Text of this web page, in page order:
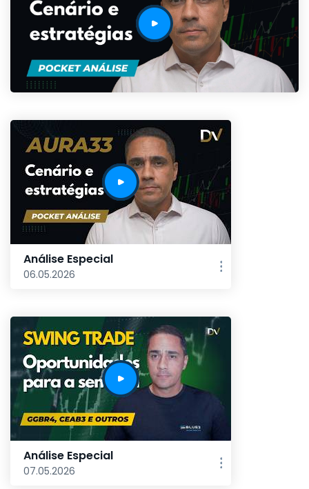
Análise Especial
06.05.2026
Análise Especial
07.05.2026